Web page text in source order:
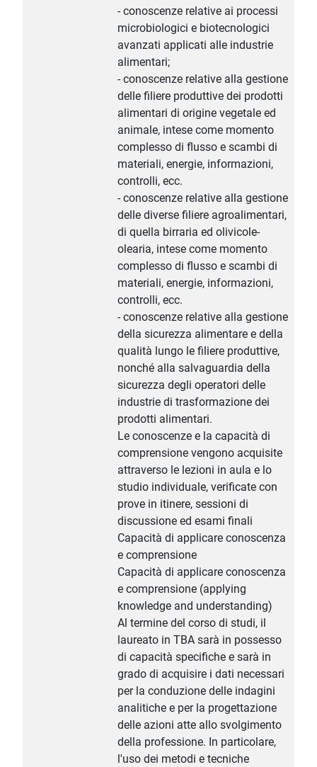
- conoscenze relative ai processi
microbiologici e biotecnologici
avanzati applicati alle industrie
alimentari;
- conoscenze relative alla gestione
delle filiere produttive dei prodotti
alimentari di origine vegetale ed
animale, intese come momento
complesso di flusso e scambi di
materiali, energie, informazioni,
controlli, ecc.
- conoscenze relative alla gestione
delle diverse filiere agroalimentari,
di quella birraria ed olivicole-
olearia, intese come momento
complesso di flusso e scambi di
materiali, energie, informazioni,
controlli, ecc.
- conoscenze relative alla gestione
della sicurezza alimentare e della
qualità lungo le filiere produttive,
nonché alla salvaguardia della
sicurezza degli operatori delle
industrie di trasformazione dei
prodotti alimentari.
Le conoscenze e la capacità di
comprensione vengono acquisite
attraverso le lezioni in aula e lo
studio individuale, verificate con
prove in itinere, sessioni di
discussione ed esami finali
Capacità di applicare conoscenza
e comprensione
Capacità di applicare conoscenza
e comprensione (applying
knowledge and understanding)
Al termine del corso di studi, il
laureato in TBA sarà in possesso
di capacità specifiche e sarà in
grado di acquisire i dati necessari
per la conduzione delle indagini
analitiche e per la progettazione
delle azioni atte allo svolgimento
della professione. In particolare,
l'uso dei metodi e tecniche